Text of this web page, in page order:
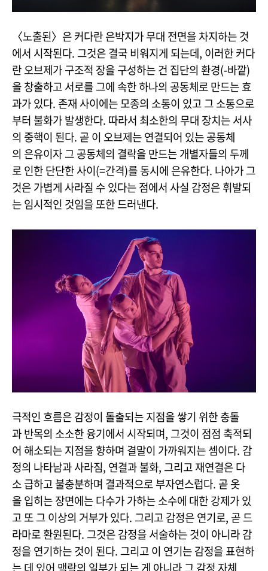
〈노출된〉은 커다란 은박지가 무대 전면을 차지하는 것
에서 시작된다. 그것은 결국 비워지게 되는데, 이러한 커다
란 오브제가 구조적 장을 구성하는 건 집단의 환경(-바깥)
을 창출하고 서로를 그에 속한 하나의 공동체로 만드는 효
과가 있다. 존재 사이에는 모종의 소통이 있고 그 소통으로
부터 불화가 발생한다. 따라서 최소한의 무대 장치는 서사
의 중핵이 된다. 곧 이 오브제는 연결되어 있는 공동체
의 은유이자 그 공동체의 결락을 만드는 개별자들의 두께
로 인한 단단한 사이(=간격)를 동시에 은유한다. 나아가 그
것은 가볍게 사라질 수 있다는 점에서 사실 감정은 휘발되
는 임시적인 것임을 또한 드러낸다.
극적인 흐름은 감정이 돌출되는 지점을 쌓기 위한 충돌
과 반목의 소소한 융기에서 시작되며, 그것이 점점 축적되
어 해소되는 지점을 향하며 결말이 가까워지는 셈이다. 감
정의 나타남과 사라짐, 연결과 불화, 그리고 재연결은 다
소 급하고 불충분하며 결과적으로 부자연스럽다. 곧 옷
을 입히는 장면에는 다수가 가하는 소수에 대한 강제가 있
고 또 그 이상의 거부가 있다. 그리고 감정은 연기로, 곧 드
라마로 환원된다. 그것은 감정을 서술하는 것이 아니라 감
정을 연기하는 것이 된다. 그리고 이 연기는 감정을 표현하
는 데 있어 맥락의 일부가 되는 게 아니라 그 감정 자체